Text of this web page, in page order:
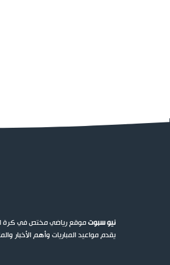
نيو سبوتموقع رياضي مختص في كرة
يقدم مواعيد المباريات وأهم الأخبار